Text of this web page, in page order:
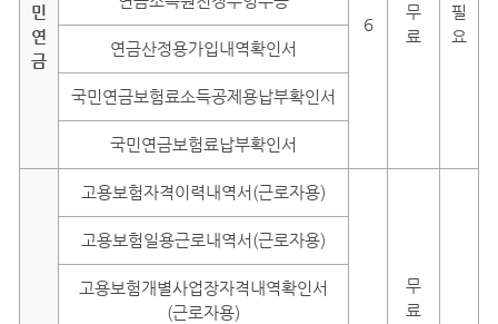
민
연
금
6
무
료
필
요
연금산정용가입내역확인서
국민연금보험료소득공제용납부확인서
국민연금보험료납부확인서
고용보험자격이력내역서(근로자용)
무
료
고용보험일용근로내역서(근로자용)
고용보험개별사업장자격내역확인서
(근로자용)